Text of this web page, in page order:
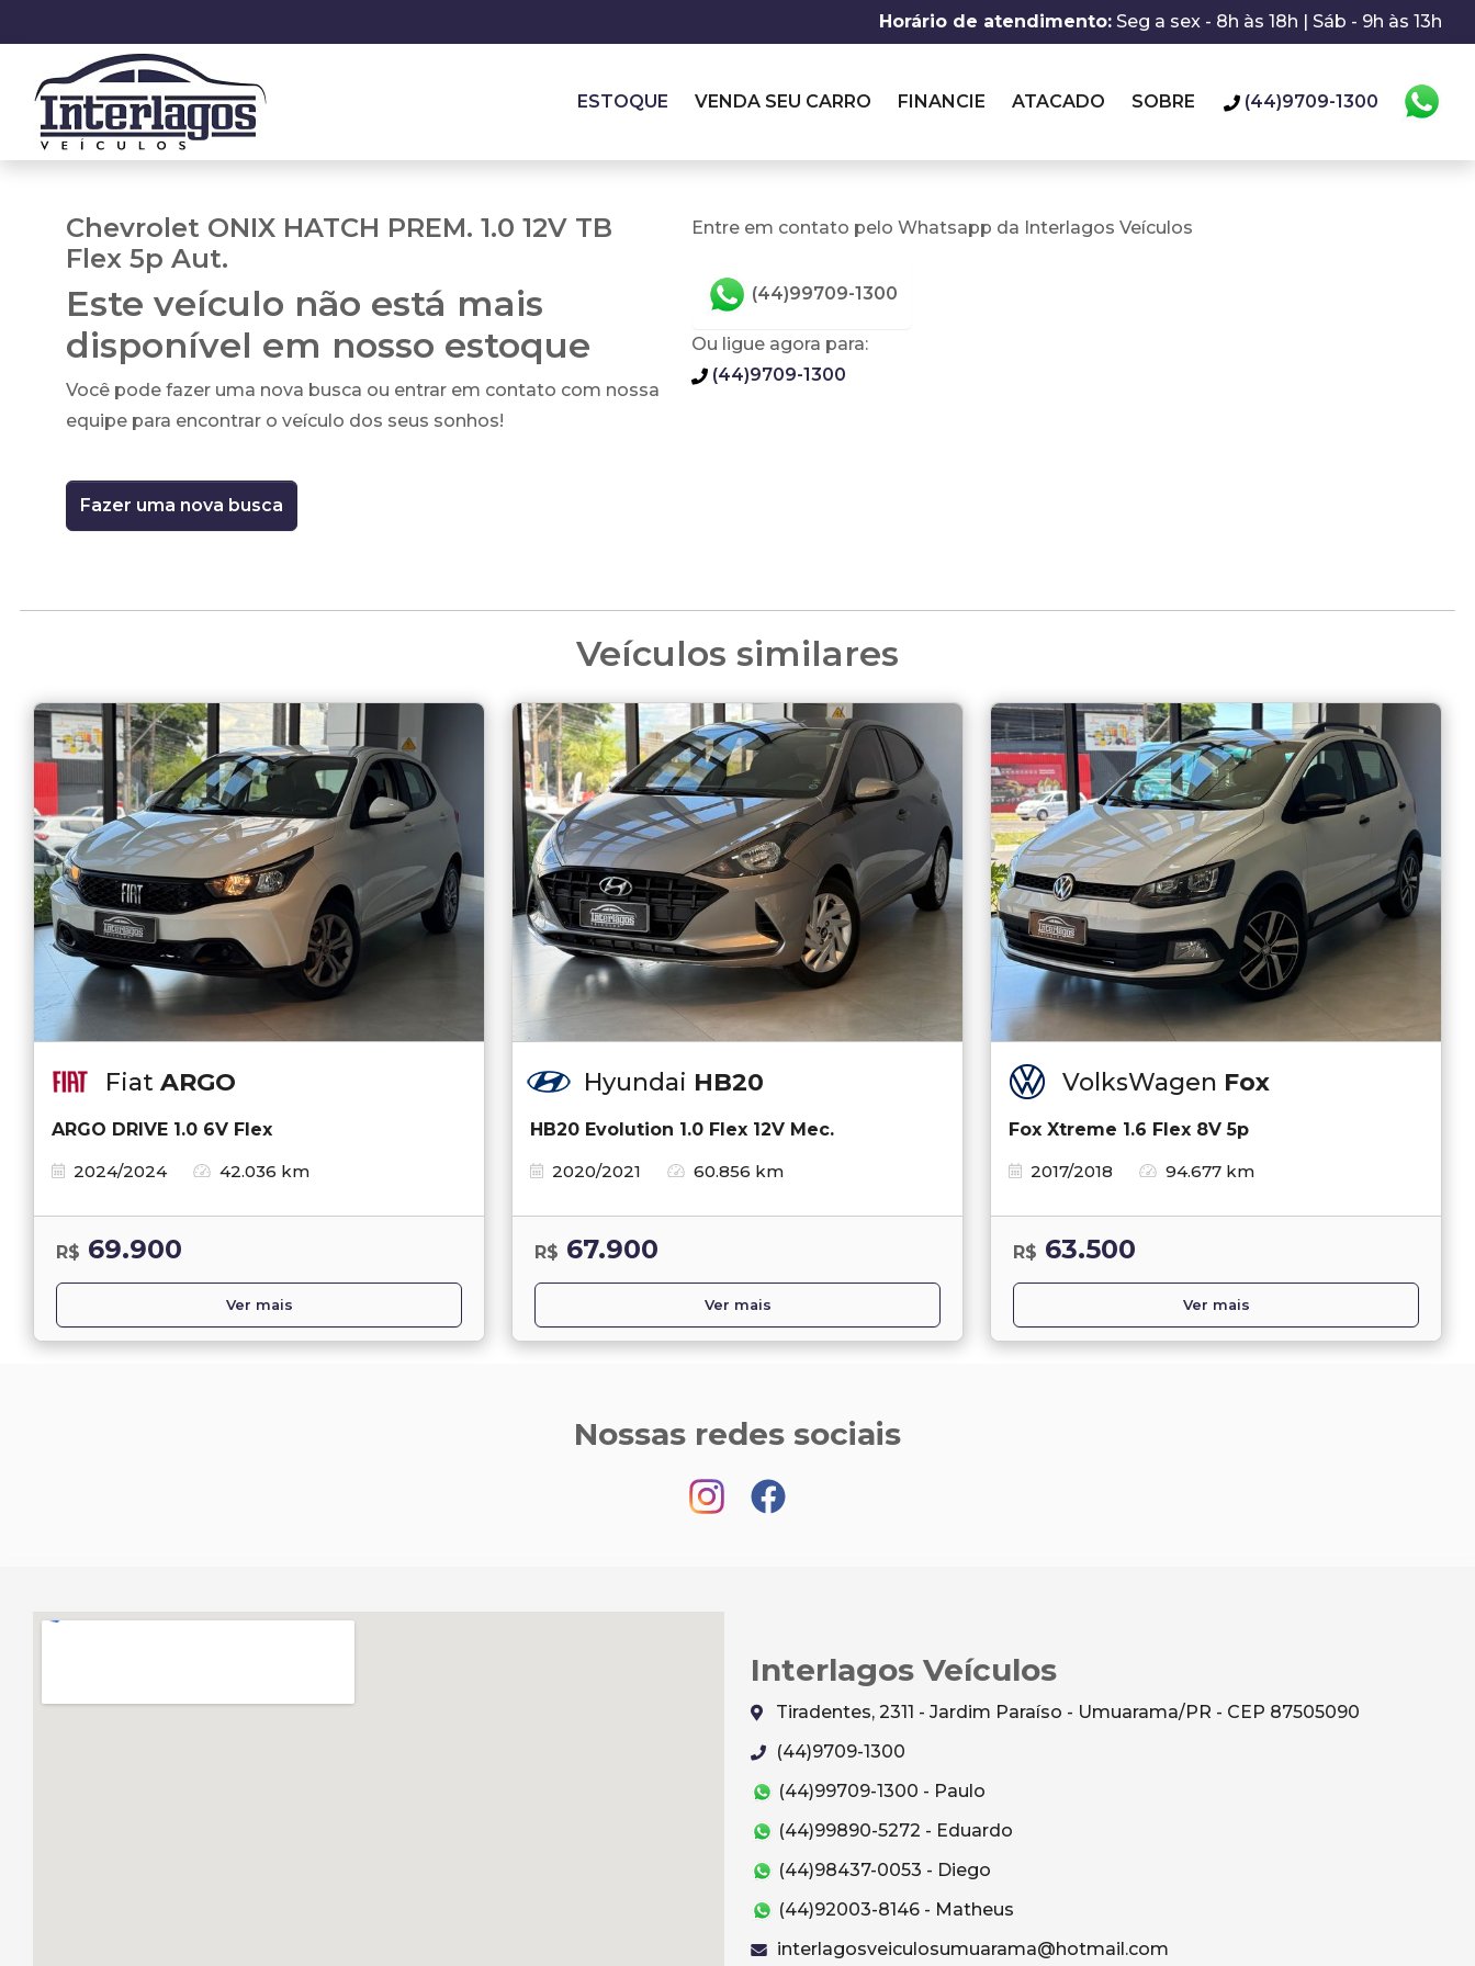
Horário de atendimento: Seg a sex - 8h às 18h | Sáb - 9h às 13h
ESTOQUE VENDA SEU CARRO FINANCIE ATACADO SOBRE (44)9709-1300
Chevrolet ONIX HATCH PREM. 1.0 12V TB
Flex 5p Aut.
Este veículo não está mais
disponível em nosso estoque
Você pode fazer uma nova busca ou entrar em contato com nossa
equipe para encontrar o veículo dos seus sonhos!
Fazer uma nova busca
Entre em contato pelo Whatsapp da Interlagos Veículos
(44)99709-1300
Ou ligue agora para:
(44)9709-1300
Veículos similares
Fiat ARGO
ARGO DRIVE 1.0 6V Flex
2024/2024
42.036 km
R$ 69.900
Ver mais
Hyundai HB20
HB20 Evolution 1.0 Flex 12V Mec.
2020/2021
60.856 km
R$ 67.900
Ver mais
VolksWagen Fox
Fox Xtreme 1.6 Flex 8V 5p
2017/2018
94.677 km
R$ 63.500
Ver mais
Nossas redes sociais
Interlagos Veículos
Tiradentes, 2311 - Jardim Paraíso - Umuarama/PR - CEP 87505090
(44)9709-1300
(44)99709-1300 - Paulo
(44)99890-5272 - Eduardo
(44)98437-0053 - Diego
(44)92003-8146 - Matheus
interlagosveiculosumuarama@hotmail.com